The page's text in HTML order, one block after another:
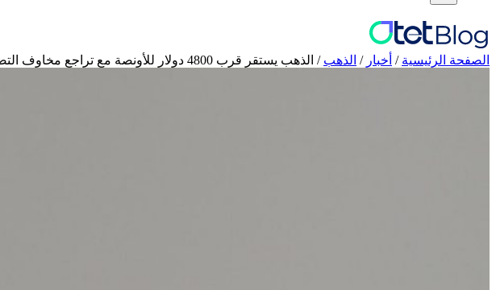
الصفحة الرئيسية / أخبار / الذهب / الذهب يستقر قرب 4800 دولار للأونصة مع تراجع مخاوف التضخم